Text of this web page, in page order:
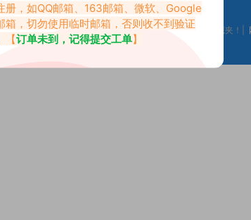
仪的内容？按 Ctr + D
收藏微密吧【Weme.Ren】
利但不生产福利。如果你觉得本站做的不错，请添加到收藏夹！|
册，如QQ邮箱、163邮箱、微软、Google
箱，切勿使用临时邮箱，否则收不到验证
【订单未到，记得提交工单】